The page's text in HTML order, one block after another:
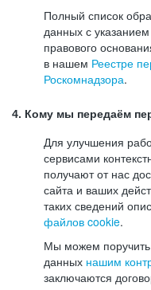
Полный список
данных с
правового
в нашем Реестре
Роскомнадзора.
4. Кому мы передаём
Для улучшения
сервисами
получают от нас
сайта и ваших
таких сведений
файлов cookie.
Мы можем
данных нашим
заключаются